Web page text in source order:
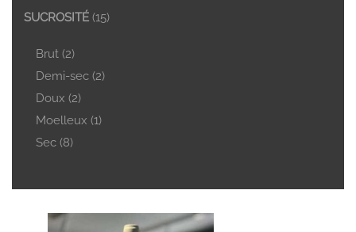
SUCROSITÉ (15)
Brut (2)
Demi-sec (2)
Doux (2)
Moelleux (1)
Sec (8)